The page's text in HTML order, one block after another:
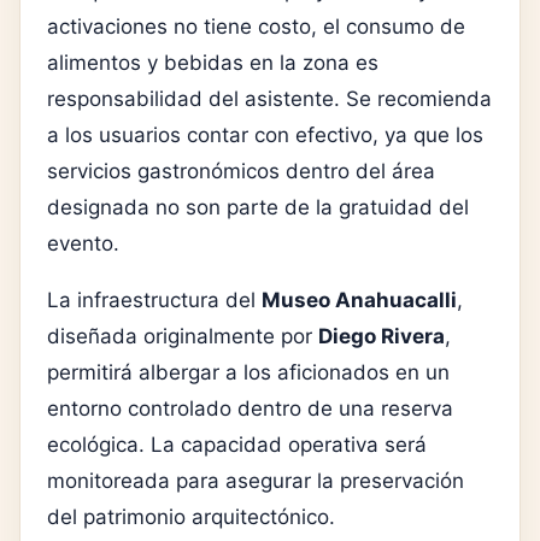
activaciones no tiene costo, el consumo de
alimentos y bebidas en la zona es
responsabilidad del asistente. Se recomienda
a los usuarios contar con efectivo, ya que los
servicios gastronómicos dentro del área
designada no son parte de la gratuidad del
evento.
La infraestructura del Museo Anahuacalli,
diseñada originalmente por Diego Rivera,
permitirá albergar a los aficionados en un
entorno controlado dentro de una reserva
ecológica. La capacidad operativa será
monitoreada para asegurar la preservación
del patrimonio arquitectónico.